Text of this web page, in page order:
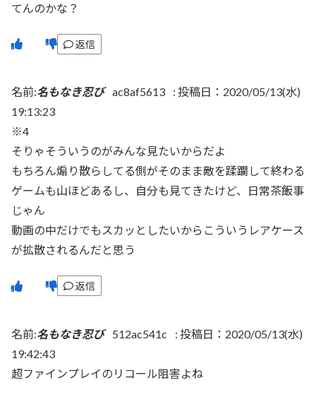
てんのかな？
返信
名前:名もなき忍び ac8af5613 : 投稿日：2020/05/13(水)
19:13:23
※4
そりゃそういうのがみんな見たいからだよ
もちろん煽り散らしてる側がそのまま敵を蹂躙して終わる
ゲームも山ほどあるし、自分も見てきたけど、日常茶飯事
じゃん
動画の中だけでもスカッとしたいからこういうレアケース
が拡散されるんだと思う
返信
名前:名もなき忍び 512ac541c : 投稿日：2020/05/13(水)
19:42:43
超ファインプレイのリコール阻害よね